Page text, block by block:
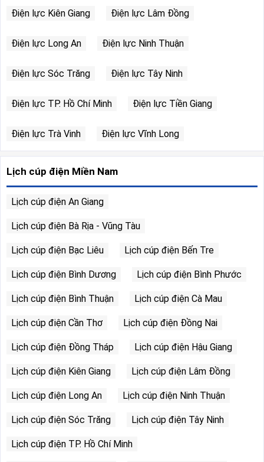
Điện lực Kiên Giang Điện lực Lâm Đồng
Điện lực Long An Điện lực Ninh Thuận
Điện lực Sóc Trăng Điện lực Tây Ninh
Điện lực TP. Hồ Chí Minh Điện lực Tiền Giang
Điện lực Trà Vinh Điện lực Vĩnh Long
Lịch cúp điện Miền Nam
Lịch cúp điện An Giang
Lịch cúp điện Bà Rịa - Vũng Tàu
Lịch cúp điện Bạc Liêu Lịch cúp điện Bến Tre
Lịch cúp điện Bình Dương Lịch cúp điện Bình Phước
Lịch cúp điện Bình Thuận Lịch cúp điện Cà Mau
Lịch cúp điện Cần Thơ Lịch cúp điện Đồng Nai
Lịch cúp điện Đồng Tháp Lịch cúp điện Hậu Giang
Lịch cúp điện Kiên Giang Lịch cúp điện Lâm Đồng
Lịch cúp điện Long An Lịch cúp điện Ninh Thuận
Lịch cúp điện Sóc Trăng Lịch cúp điện Tây Ninh
Lịch cúp điện TP. Hồ Chí Minh